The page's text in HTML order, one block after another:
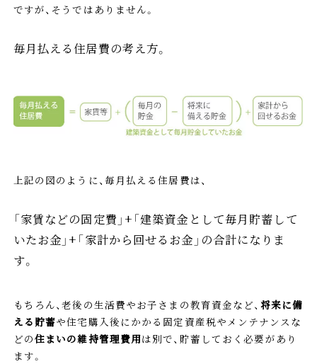
ですが、そうではありません。
毎月払える住居費の考え方。
上記の図のように、毎月払える住居費は、
「家賃などの固定費」+「建築資金として毎月貯蓄して
いたお金」+「家計から回せるお金」の合計になりま
す。
もちろん、老後の生活費やお子さまの教育資金など、 将来に備
える貯蓄や住宅購入後にかかる固定資産税やメンテナンスな
どの住まいの維持管理費用は別で、貯蓄しておく必要があり
ます。